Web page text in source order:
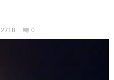
2718 0